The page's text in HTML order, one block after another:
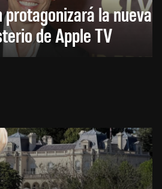
protagonizará la nueva
de Apple TV